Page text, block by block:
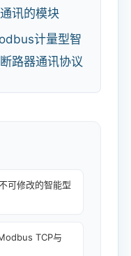
讯的模块
计量型智
路器通讯协议
可修改的智能型
TCP与